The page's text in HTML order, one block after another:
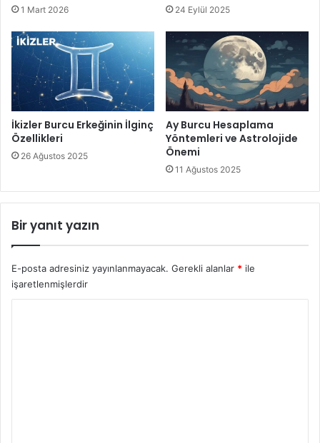
1 Mart 2026 24 Eylül 2025
İkizler Burcu Erkeğinin İlginç
Özellikleri
26 Ağustos 2025
Ay Burcu Hesaplama
Yöntemleri ve Astrolojide
Önemi
11 Ağustos 2025
Bir yanıt yazın
E-posta adresiniz yayınlanmayacak. Gerekli alanlar * ile
işaretlenmişlerdir